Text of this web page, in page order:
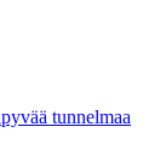
tunnelmaa